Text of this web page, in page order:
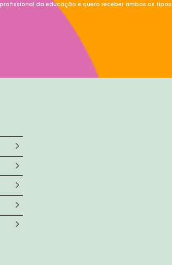
da educação e quero receber ambos os